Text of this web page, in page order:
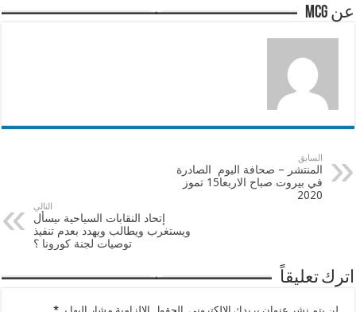
عن mcg
السابق
المنتشر – صحافة اليوم الصادرة
في بيروت صباح الاربعا15 تموز
2020
التالي
إتحاد النقابات السياحية ىيسأل
ويستغرب ويطالب ويهدد بعدم تنفيذ
توصيات لجنة كورونا ؟
اترك تعليقاً